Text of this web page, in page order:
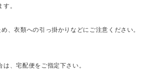
。
、衣類への引っ掛かりなどにご注意ください。
、宅配便をご指定下さい。